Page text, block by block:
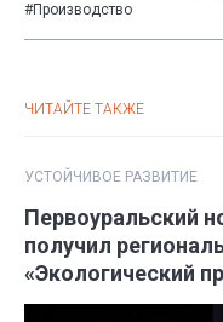
#Производство
ЧИТАЙТЕ ТАКЖЕ
УСТОЙЧИВОЕ РАЗВИТИЕ
Первоуральский
получил
«Экологический